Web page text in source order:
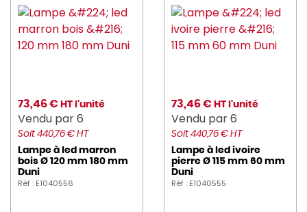
73,46 € HT l'unité
Vendu par 6
Soit 440,76 € HT
Lampe à led marron
bois Ø 120 mm 180 mm
Duni
Réf : E1040556
73,46 € HT l'unité
Vendu par 6
Soit 440,76 € HT
Lampe à led ivoire
pierre Ø 115 mm 60 mm
Duni
Réf : E1040555